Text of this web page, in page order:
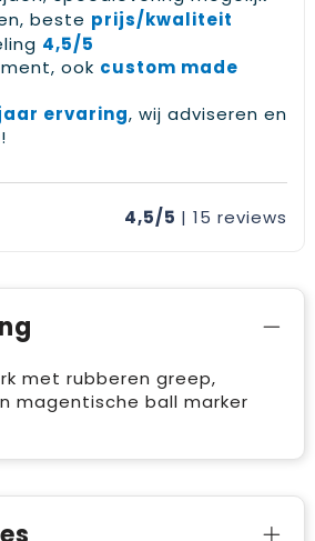
beste prijs/kwaliteit
4,5/5
ook custom made
ervaring, wij adviseren en
4,5/5 | 15 reviews
met rubberen greep,
magentische ball marker